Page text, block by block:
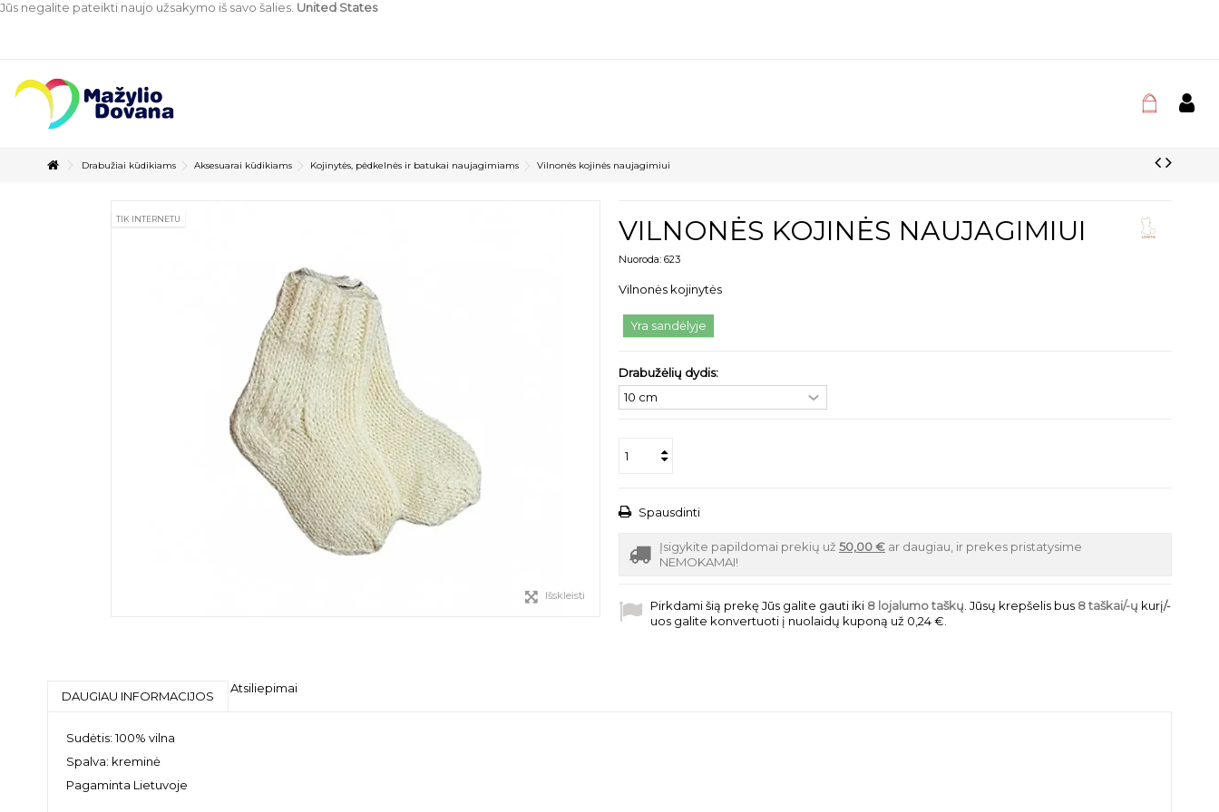
Jūs negalite pateikti naujo užsakymo iš savo šalies. United States
Drabužiai kūdikiams Aksesuarai kūdikiams Kojinytės, pėdkelnės ir batukai naujagimiams Vilnonės kojinės naujagimiui
TIK INTERNETU
Išskleisti
VILNONĖS KOJINĖS NAUJAGIMIUI
Nuoroda: 623
Vilnonės kojinytės
Yra sandėlyje
Drabužėlių dydis:
Spausdinti
Įsigykite papildomai prekių už 50,00 € ar daugiau, ir prekes pristatysime
NEMOKAMAI!
Pirkdami šią prekę Jūs galite gauti iki 8 lojalumo taškų . Jūsų krepšelis bus 8taškai/-ų kurį/-
uos galite konvertuoti į nuolaidų kuponą už 0,24 €
DAUGIAU INFORMACIJOS
Atsiliepimai
Sudėtis: 100% vilna
Spalva: kreminė
Pagaminta Lietuvoje